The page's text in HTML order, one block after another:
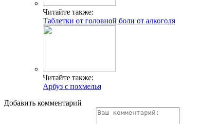
Читайте также:
Таблетки от головной боли от алкоголя
Читайте также:
Арбуз с похмелья
Добавить комментарий